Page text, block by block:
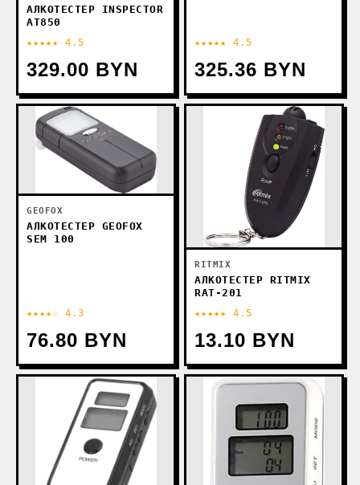
АЛКОТЕСТЕР INSPECTOR
AT850
★★★★★ 4.5
329.00 BYN
★★★★★ 4.5
325.36 BYN
GEOFOX
АЛКОТЕСТЕР GEOFOX
SEM 100
★★★★☆ 4.3
76.80 BYN
RITMIX
АЛКОТЕСТЕР RITMIX
RAT-201
★★★★★ 4.5
13.10 BYN